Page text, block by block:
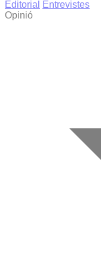
Editorial
Entrevistes
Opinió